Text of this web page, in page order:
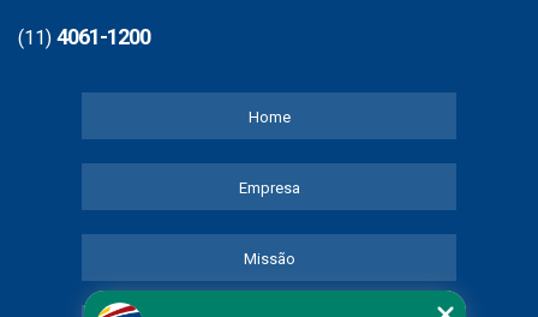
(11) 4061-1200
Home
Empresa
Missão